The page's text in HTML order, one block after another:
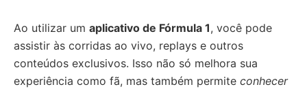
Ao utilizar um aplicativo de Fórmula 1, você pode
assistir às corridas ao vivo, replays e outros
conteúdos exclusivos. Isso não só melhora sua
experiência como fã, mas também permite conhecer